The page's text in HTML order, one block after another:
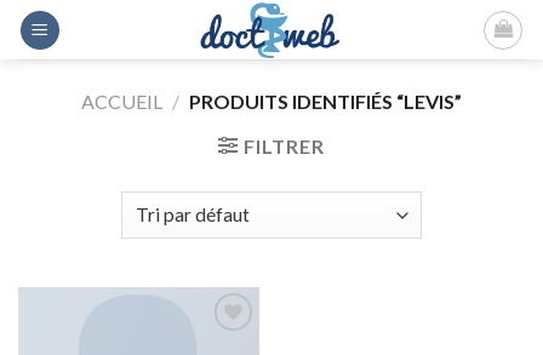
Skip
ACCUEIL / PRODUITS IDENTIFIÉS “LEVIS”
FILTRER